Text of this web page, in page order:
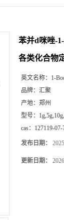
苯并d咪唑-
各类化合物
英文名称： 1-
品牌： 汇聚
产地： 郑州
型号：
cas： 127119-07-
发布日期：
更新日期：